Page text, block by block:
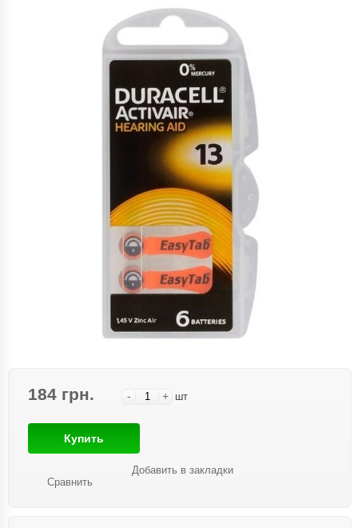
184 грн. - + шт
Купить
Сравнить
Добавить в закладки